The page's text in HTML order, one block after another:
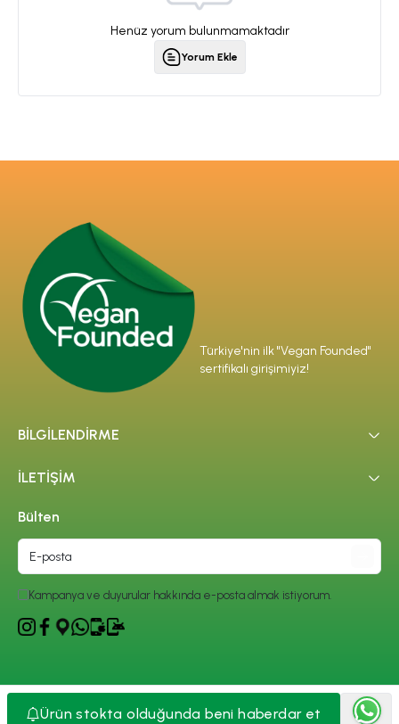
Ürün stokta olduğunda beni haberdar et
Henüz yorum bulunmamaktadır
Yorum Ekle
Türkiye'nin ilk "Vegan Founded"
sertifikalı girişimiyiz!
BİLGİLENDİRME
İLETİŞİM
Bülten
Kampanya ve duyurular hakkında e-posta almak istiyorum.
Copyright| Reliefers Digital